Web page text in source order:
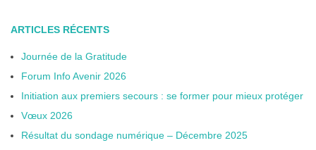
ARTICLES RÉCENTS
Journée de la Gratitude
Forum Info Avenir 2026
Initiation aux premiers secours : se former pour mieux protéger
Vœux 2026
Résultat du sondage numérique – Décembre 2025